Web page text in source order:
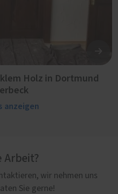
Holz in Dortmund
anzeigen
Arbeit?
wir nehmen uns
Sie gerne!